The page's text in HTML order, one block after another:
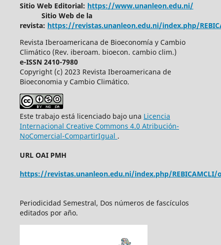
Sitio Web Editorial: https://www.unanleon.edu.ni/
Sitio Web de la
revista: https://revistas.unanleon.edu.ni/index.php/
Revista Iberoamericana de Bioeconomía y Cambio
Climático (Rev. iberoam. bioecon. cambio clim.)
e-ISSN 2410-7980
Copyright (c) 2023 Revista Iberoamericana de
Bioeconomia y Cambio Climático.
Este trabajo está licenciado bajo una Licencia
Internacional Creative Commons 4.0 Atribución-
NoComercial-CompartirIgual .
URL OAI PMH
https://revistas.unanleon.edu.ni/index.php/REBICAMCLI/
Periodicidad Semestral, Dos números de fascículos
editados por año.